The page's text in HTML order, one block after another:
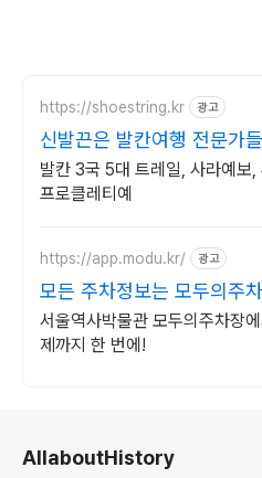
https://shoestring.kr 광고
신발끈은 발칸여행 전문가들
발칸 3국 5대 트레일, 사라예보
프로클레티예
https://app.modu.kr/ 광고
모든 주차정보는 모두의주
검색은 모두의주차장
서울역사박물관 모두의주차장
제까지 한 번에!
AllaboutHistory